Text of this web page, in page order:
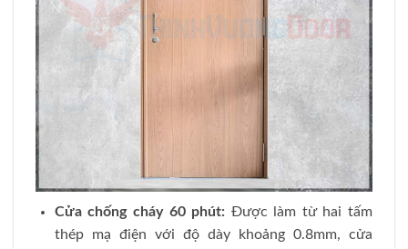
Cửa chống cháy 60 phút: Được làm từ hai tấm
thép mạ điện với độ dày khoảng 0.8mm, cửa